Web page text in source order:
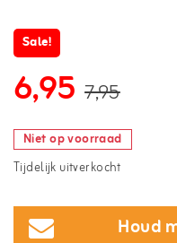
Sale!
6,95 7,95
Niet op voorraad
Tijdelijk uitverkocht
Houd